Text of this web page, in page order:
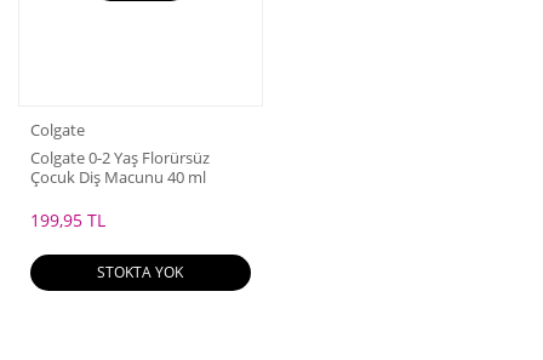
Colgate
Colgate 0-2 Yaş Florürsüz
Çocuk Diş Macunu 40 ml
199,95 TL
STOKTA YOK